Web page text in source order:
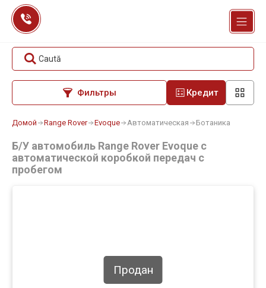
Перейти
содержанию
Caută
Фильтры Кредит
Домой Range Rover Evoque Автоматическая Ботаника
Б/У автомобиль Range Rover Evoque с
автоматической коробкой передач с
пробегом
Продан